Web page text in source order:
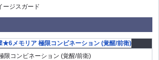
限コンビネーション (覚醒/前衛)